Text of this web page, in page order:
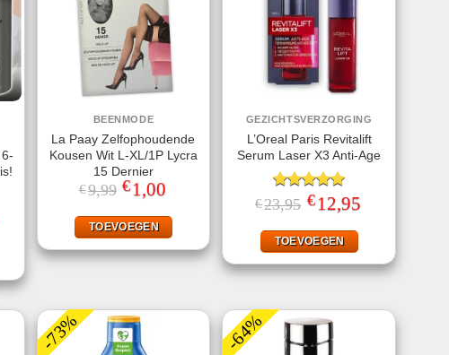
BEENMODE
La Paay Zelfophoudende
Kousen Wit L-XL/1P Lycra
15 Dernier
€9,99 Oorspronkelijke
prijs
€9,99.
€ 1,00
€1,00.
TOEVOEGEN
GEZICHTSVERZORGING
L’Oreal Paris Revitalift
Serum Laser X3 Anti-Age
Gewaardeerd
5.00uit 5
€23,95 Oorspronkelijke
prijs
€23,95.
€ 12,95prijs
TOEVOEGEN
-73% -64%